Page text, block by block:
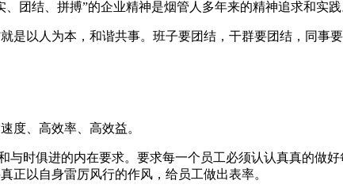
团结、拼搏”的企业精神是烟管人多年来的精神追求和实践
是以人为本，和谐共事。班子要团结，干群要团结，同事
度、高效率、高效益。
与时俱进的内在要求。要求每一个员工必须认认真真的做
正以自身雷厉风行的作风，给员工做出表率。